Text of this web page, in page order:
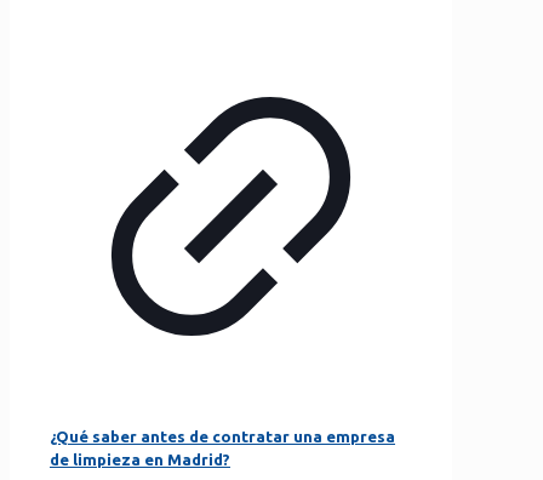
¿Qué saber antes de contratar una empresa
de limpieza en Madrid?